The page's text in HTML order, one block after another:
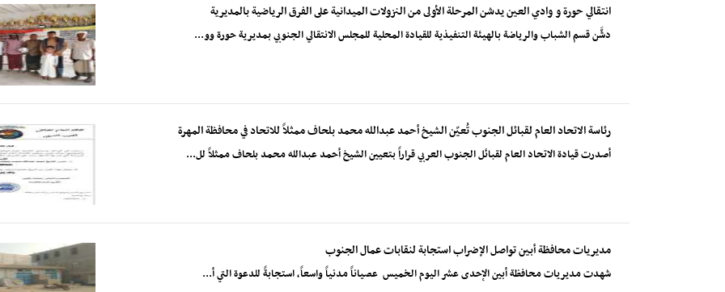
انتقالي حورة و وادي العين يدشن المرحلة الأولى من النزولات الميدانية على الفرق الرياضية بالمديرية
دشَّن قسم الشباب والرياضة بالهيئة التنفيذية للقيادة المحلية للمجلس الانتقالي الجنوبي بمديرية حورة وو...
رئاسة الاتحاد العام لقبائل الجنوب تُعيّن الشيخ أحمد عبدالله محمد بلحاف ممثلاً للاتحاد في محافظة المهرة
أصدرت قيادة الاتحاد العام لقبائل الجنوب العربي قراراً بتعيين الشيخ أحمد عبدالله محمد بلحاف ممثلاً لل...
مديريات محافظة أبين تواصل الإضراب استجابة لنقابات عمال الجنوب
شهدت مديريات محافظة أبين الإحدى عشر اليوم الخميس عصياناً مدنياً واسعاً، استجابةً للدعوة التي أ...